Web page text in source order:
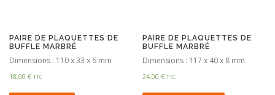
PAIRE DE PLAQUETTES DE
BUFFLE MARBRÉ
Dimensions : 110 x 33 x 6 mm
18,00 € TTC
PAIRE DE PLAQUETTES DE
BUFFLE MARBRÉ
Dimensions : 117 x 40 x 8 mm
24,00€ TTC